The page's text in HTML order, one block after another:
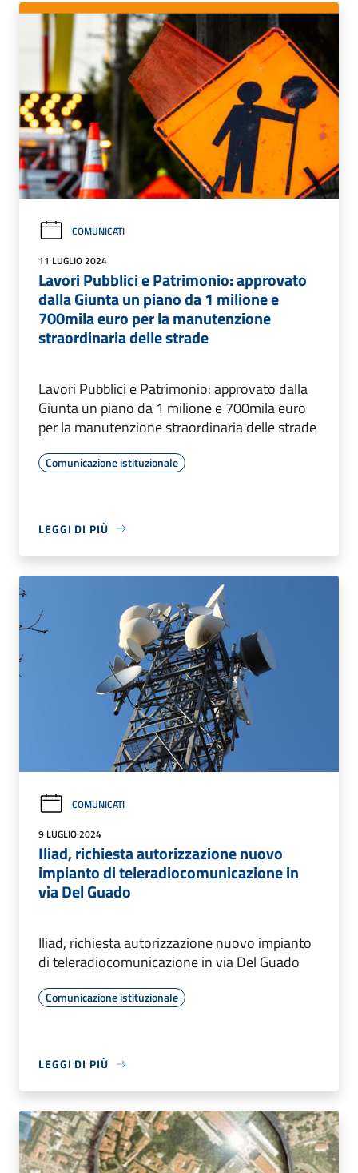
COMUNICATI
11 LUGLIO 2024
Lavori Pubblici e Patrimonio: approvato
dalla Giunta un piano da 1 milione e
700mila euro per la manutenzione
straordinaria delle strade
Lavori Pubblici e Patrimonio: approvato dalla
Giunta un piano da 1 milione e 700mila euro
per la manutenzione straordinaria delle strade
Comunicazione istituzionale
LEGGI DI PIÙ
COMUNICATI
9 LUGLIO 2024
Iliad, richiesta autorizzazione nuovo
impianto di teleradiocomunicazione in
via Del Guado
Iliad, richiesta autorizzazione nuovo impianto
di teleradiocomunicazione in via Del Guado
Comunicazione istituzionale
LEGGI DI PIÙ